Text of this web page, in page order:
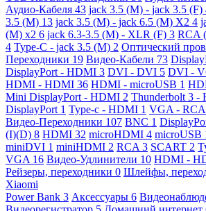
Аудио-Кабеля 43 jack 3.5 (M) - jack 3.5 (F)
3.5 (M) 13 jack 3.5 (M) - jack 6.5 (M) X2 4
(M) x2 6 jack 6.3-3.5 (M) - XLR (F) 3 RCA
4 Type-C - jack 3.5 (M) 2 Оптический
Переходники 19 Видео-Кабели 73
DisplayPort - HDMI 3 DVI - DVI 5 DVI -
HDMI - HDMI 36 HDMI - microUSB 1
Mini DisplayPort - HDMI 2 Thunderbolt 3 -
DisplayPort 1 Type-c - HDMI 1 VGA - RCA
Видео-Переходники 107 BNC 1
(I)(D) 8 HDMI 32 microHDMI 4 microUSB
miniDVI 1 miniHDMI 2 RCA 3 SCART 2
VGA 16 Видео-Удлинители 10 HDMI -
Рейзеры, переходники 0 Шлейфы,
Xiaomi
Power Bank 3 Аксессуары 6